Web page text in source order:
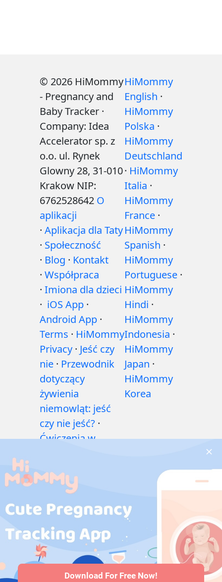
© 2026 HiMommy
- Pregnancy and
Baby Tracker ·
Company: Idea
Accelerator sp. z
o.o. ul. Rynek
Glowny 28, 31-010
Krakow NIP:
6762528642 O
aplikacji
· Aplikacja dla Taty
· Społeczność
· Blog · Kontakt
· Współpraca
· Imiona dla dzieci
· iOS App ·
Android App ·
Terms · HiMommy
Privacy · Jeść czy
nie · Przewodnik
dotyczący
żywienia
niemowląt: jeść
czy nie jeść? ·
Ćwiczenia w
zdrowotne w
czasie ciąży
w ciąży·Problemy
zdrowotne
niemowląt·
Artykuły·Polityka
redakcyjna
HiMommy
English ·
HiMommy
Polska ·
HiMommy
Deutschland
· HiMommy
Italia ·
HiMommy
France ·
HiMommy
Spanish ·
HiMommy
Portuguese ·
HiMommy
Hindi ·
HiMommy
Indonesia ·
HiMommy
Japan ·
HiMommy
Korea
Download For Free Now!